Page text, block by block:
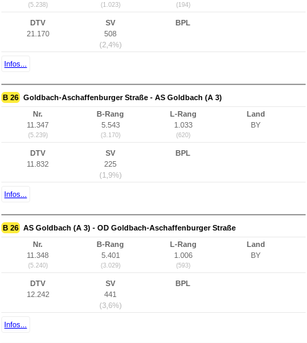
(5.238) (1.023) (194)
DTV
21.170
SV
508
(2,4%)
BPL
Infos...
B 26 Goldbach-Aschaffenburger Straße - AS Goldbach (A 3)
Nr.
11.347
(5.239)
B-Rang
5.543
(3.170)
L-Rang
1.033
(620)
Land
BY
DTV
11.832
SV
225
(1,9%)
BPL
Infos...
B 26 AS Goldbach (A 3) - OD Goldbach-Aschaffenburger Straße
Nr.
11.348
(5.240)
B-Rang
5.401
(3.029)
L-Rang
1.006
(593)
Land
BY
DTV
12.242
SV
441
(3,6%)
BPL
Infos...